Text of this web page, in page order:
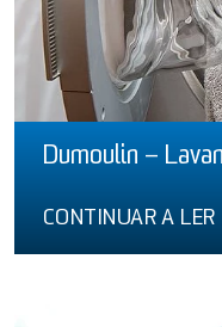
Dumoulin –
CONTINUAR A LER